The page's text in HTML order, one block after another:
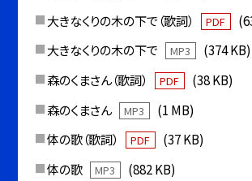
大きなくりの木の下で（歌詞）
PDF
大きなくりの木の下で
MP3
(374 KB)
森のくまさん（歌詞）
PDF
(38 KB)
森のくまさん
MP3
(1 MB)
体の歌（歌詞）
PDF
(37 KB)
体の歌
MP3 (882 KB)